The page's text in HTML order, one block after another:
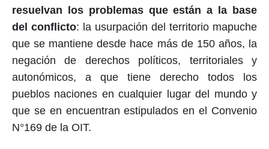
resuelvan los problemas que están a la base
del conflicto: la usurpación del territorio mapuche
que se mantiene desde hace más de 150 años, la
negación de derechos políticos, territoriales y
autonómicos, a que tiene derecho todos los
pueblos naciones en cualquier lugar del mundo y
que se en encuentran estipulados en el Convenio
N°169 de la OIT.